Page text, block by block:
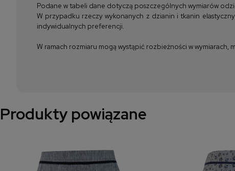
Podane w tabeli dane dotyczą poszczególnych wymiarów
W przypadku rzeczy wykonanych z dzianin i tkanin
indywidualnych preferencji.
W ramach rozmiaru mogą wystąpić rozbieżności w wymiarach,
Produkty powiązane